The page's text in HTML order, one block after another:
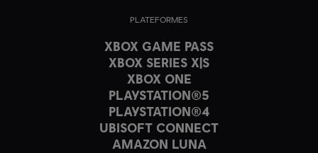
PLATEFORMES
XBOX GAME PASS
XBOX SERIES X|S
XBOX ONE
PLAYSTATION®5
PLAYSTATION®4
UBISOFT CONNECT
AMAZON LUNA